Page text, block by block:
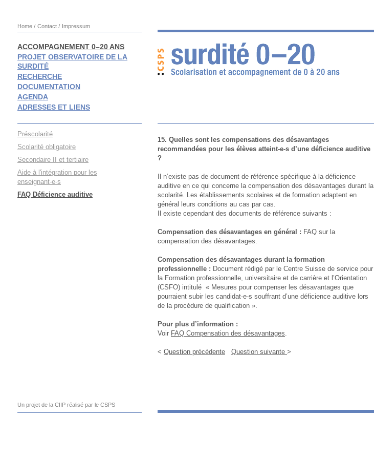
Home Contact Impressum
ACCOMPAGNEMENT 0–20 ANS
PROJET OBSERVATOIRE DE LA
SURDITÉ
RECHERCHE
DOCUMENTATION
AGENDA
ADRESSES ET LIENS
Préscolarité
Scolarité obligatoire
Secondaire II et tertiaire
Aide à l'intégration pour les
enseignant-e-s
FAQ Déficience auditive
15. Quelles sont les compensations des désavantages
recommandées pour les élèves atteint-e-s d’une déficience auditive
?
Il n’existe pas de document de référence spécifique à la déficience
auditive en ce qui concerne la compensation des désavantages durant la
scolarité. Les établissements scolaires et de formation adaptent en
général leurs conditions au cas par cas.
Il existe cependant des documents de référence suivants :
Compensation des désavantages en général : FAQ sur la
compensation des désavantages.
Compensation des désavantages durant la formation
professionnelle : Document rédigé par le Centre Suisse de service pour
la Formation professionnelle, universitaire et de carrière et l’Orientation
(CSFO) intitulé « Mesures pour compenser les désavantages que
pourraient subir les candidat-e-s souffrant d’une déficience auditive lors
de la procédure de qualification ».
Pour plus d’information :
Voir FAQ Compensation des désavantages
< Question précédente Question suivante >
Un projet de la CIIP réalisé par le CSPS